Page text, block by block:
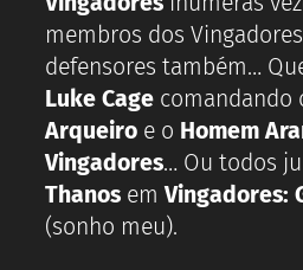
membros dos
defensores também…
Luke Cagecomandando
Arqueiroe o Homem
Vingadores… Ou todos
ThanosemVingadores:
(sonho meu).